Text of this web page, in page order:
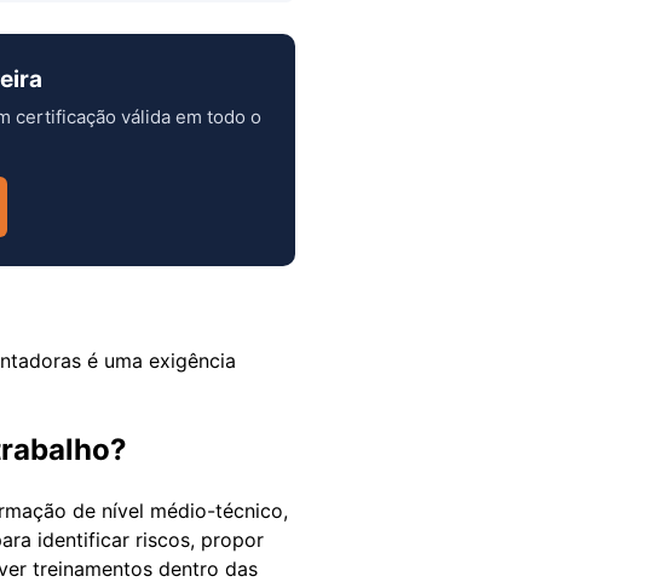
certificação válida em todo o
de nível médio-técnico,
identificar riscos, propor
treinamentos dentro das